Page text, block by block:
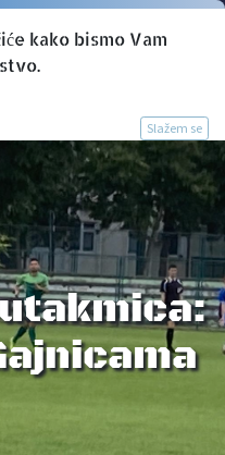
kako bismo Vam
Slažem se